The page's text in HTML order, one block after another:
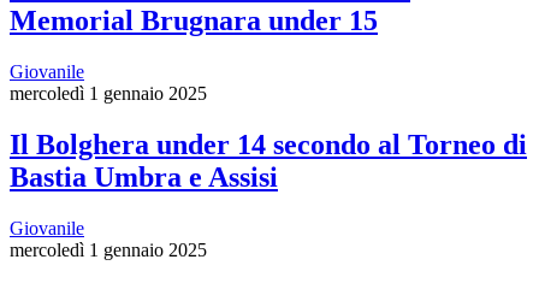
Memorial Brugnara under 15
Giovanile
mercoledì 1 gennaio 2025
Il Bolghera under 14 secondo al Torneo di
Bastia Umbra e Assisi
Giovanile
mercoledì 1 gennaio 2025